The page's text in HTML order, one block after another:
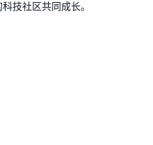
技社区共同成长。